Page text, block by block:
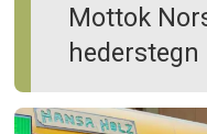
Mottok
hederstegn